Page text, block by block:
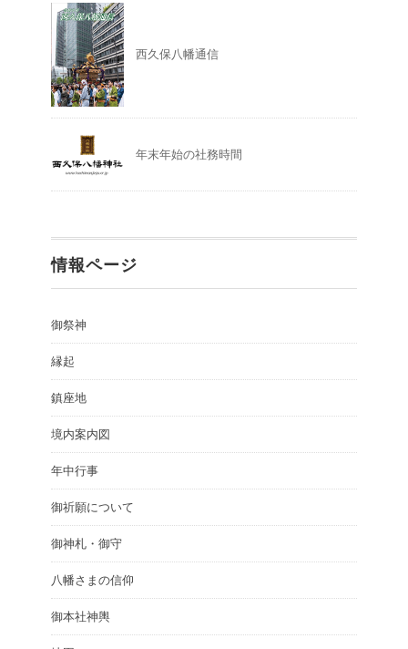
西久保八幡通信
年末年始の社務時間
情報ページ
御祭神
縁起
鎮座地
境内案内図
年中行事
御祈願について
御神札・御守
八幡さまの信仰
御本社神輿